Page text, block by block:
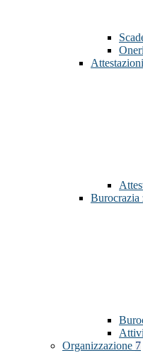
Burocrazia
Organizzazione 7